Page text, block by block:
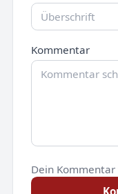
Kommentar
Dein